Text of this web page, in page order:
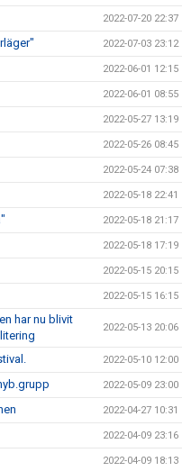
2022-07-20 22:37
2022-07-03 23:12
2022-06-01 12:15
2022-06-01 08:55
2022-05-27 13:19
2022-05-26 08:45
2022-05-24 07:38
2022-05-18 22:41
2022-05-18 21:17
2022-05-18 17:19
2022-05-15 20:15
2022-05-15 16:15
har nu blivit
2022-05-13 20:06
2022-05-10 12:00
2022-05-09 23:00
2022-04-27 10:31
2022-04-09 23:16
2022-04-09 18:13